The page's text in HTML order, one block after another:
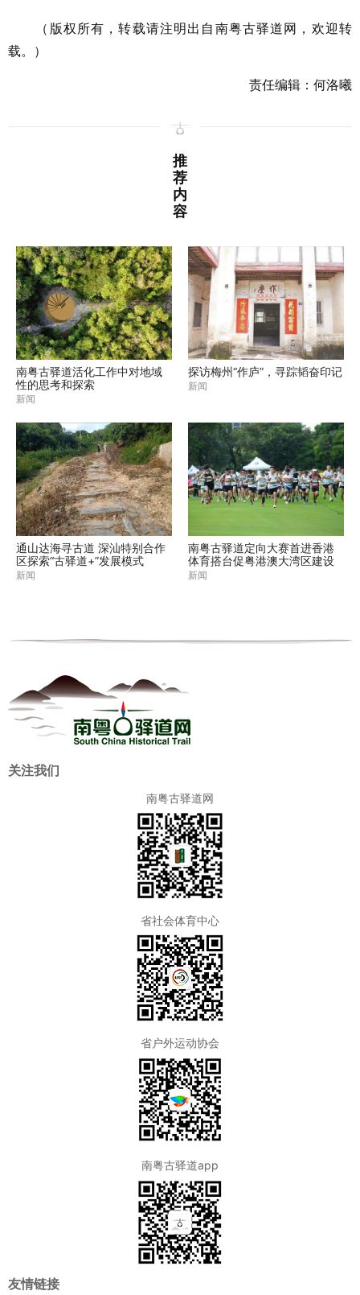
（版权所有，转载请注明出自南粤古驿道网，欢迎转
载。）
责任编辑：何洛曦
推
荐
内
容
南粤古驿道活化工作中对地域
性的思考和探索
新闻
探访梅州“作庐”，寻踪韬奋印记
新闻
通山达海寻古道 深汕特别合作
区探索“古驿道+”发展模式
新闻
南粤古驿道定向大赛首进香港
体育搭台促粤港澳大湾区建设
新闻
关注我们
南粤古驿道网
省社会体育中心
省户外运动协会
南粤古驿道app
友情链接